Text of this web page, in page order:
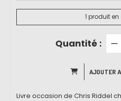
1 produit en
Quantité :
AJOUTER
Livre occasion de Chris Riddel